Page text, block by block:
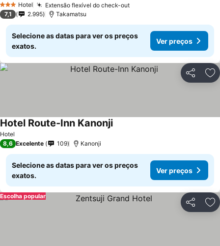
3 EstrelasHotel Extensão flexível do check-out
7,1 2.995 Takamatsu
Selecione as datas para ver os preços
exatos.
Ver preços
Partilhar
Hotel
Hotel Route-Inn Kanonji
8,6 Excelente 109 Kanonji
Selecione as datas para ver os preços
exatos.
Ver preços
Partilhar
Escolha popular